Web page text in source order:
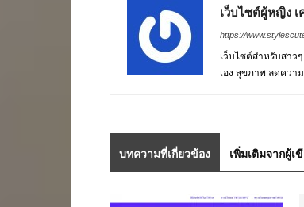
เว็บไซต์ผู้หญิง
https://
เว็บไซต์สำหรับสาว
เอง สุขภาพ ลดควา
บทความที่เกี่ยวข้อง เพิ่มเติมจากผู้เ